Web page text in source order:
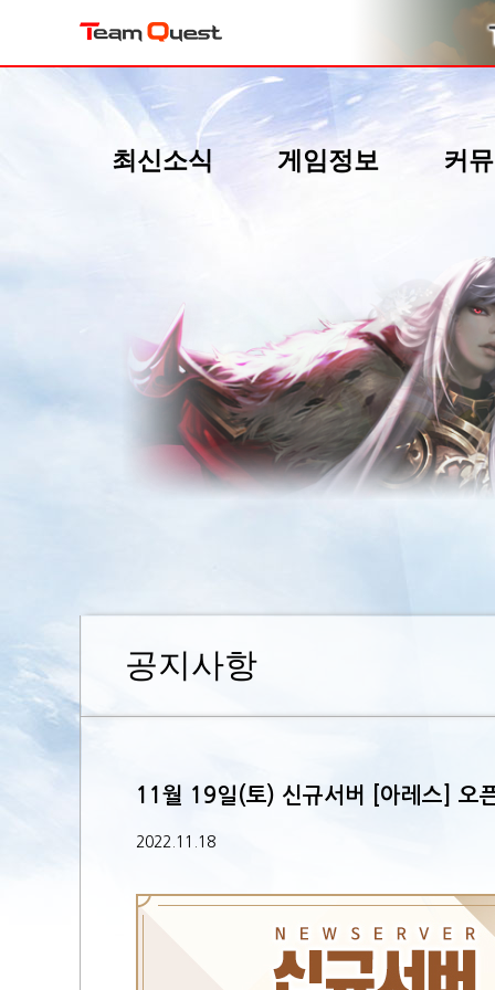
최신소식 게임정보 커
공지사항
11월 19일(토) 신규서버 [아레스] 오
2022.11.18